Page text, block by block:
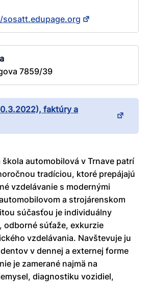
7859/39
faktúry a
automobilová v Trnave patrí
tradíciou, ktoré prepájajú
vzdelávanie s modernými
a strojárenskom
súčasťou je individuálny
odborné súťaže, exkurzie
vzdelávania. Navštevuje ju
v dennej a externej forme
je zamerané najmä na
diagnostiku vozidiel,